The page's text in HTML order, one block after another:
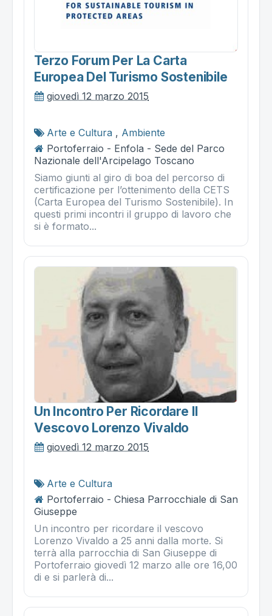
Terzo Forum Per La Carta
Europea Del Turismo Sostenibile
giovedì 12 marzo 2015
Arte e Cultura , Ambiente
Portoferraio - Enfola - Sede del Parco
Nazionale dell'Arcipelago Toscano
Siamo giunti al giro di boa del percorso di
certificazione per l’ottenimento della CETS
(Carta Europea del Turismo Sostenibile). In
questi primi incontri il gruppo di lavoro che
si è formato...
Un Incontro Per Ricordare Il
Vescovo Lorenzo Vivaldo
giovedì 12 marzo 2015
Arte e Cultura
Portoferraio - Chiesa Parrocchiale di San
Giuseppe
Un incontro per ricordare il vescovo
Lorenzo Vivaldo a 25 anni dalla morte. Si
terrà alla parrocchia di San Giuseppe di
Portoferraio giovedì 12 marzo alle ore 16,00
di e si parlerà di...